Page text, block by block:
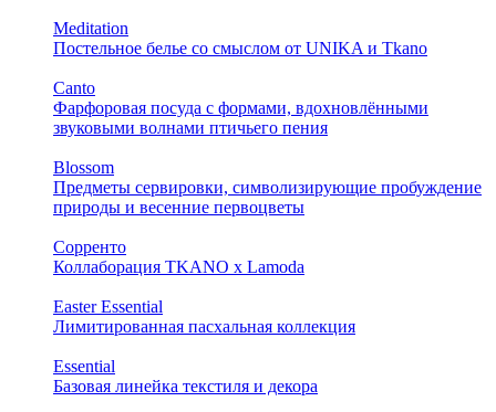
Meditation
Постельное белье со смыслом от UNIKA и Tkano
Canto
Фарфоровая посуда с формами, вдохновлёнными
звуковыми волнами птичьего пения
Blossom
Предметы сервировки, символизирующие пробуждение
природы и весенние первоцветы
Сорренто
Коллаборация TKANO х Lamoda
Easter Essential
Лимитированная пасхальная коллекция
Essential
Базовая линейка текстиля и декора